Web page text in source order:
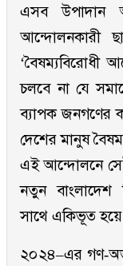
এসব উপাদান
আন্দোলনকারী
‘বৈষম্যবিরোধী
চলবে না যে
ব্যাপক জনগণের
দেশের মানুষ
এই আন্দোলনে সেই
নতুন বাংলাদেশ
সাথে একিভূত হয়ে
২০২৪–এর গণ-